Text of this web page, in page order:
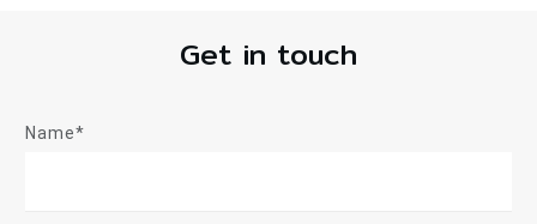
Get in touch
Name*